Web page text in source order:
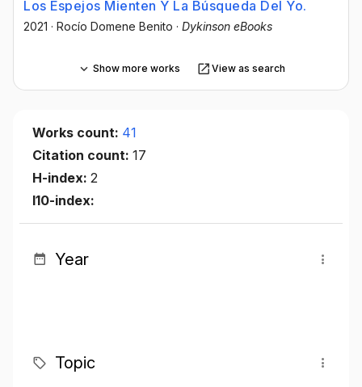
Los Espejos Mienten Y La Búsqueda Del Yo.
2021 · Rocío Domene Benito · Dykinson eBooks
Show more works View as search
Works count: 41
Citation count: 17
H-index: 2
I10-index:
Year
Topic